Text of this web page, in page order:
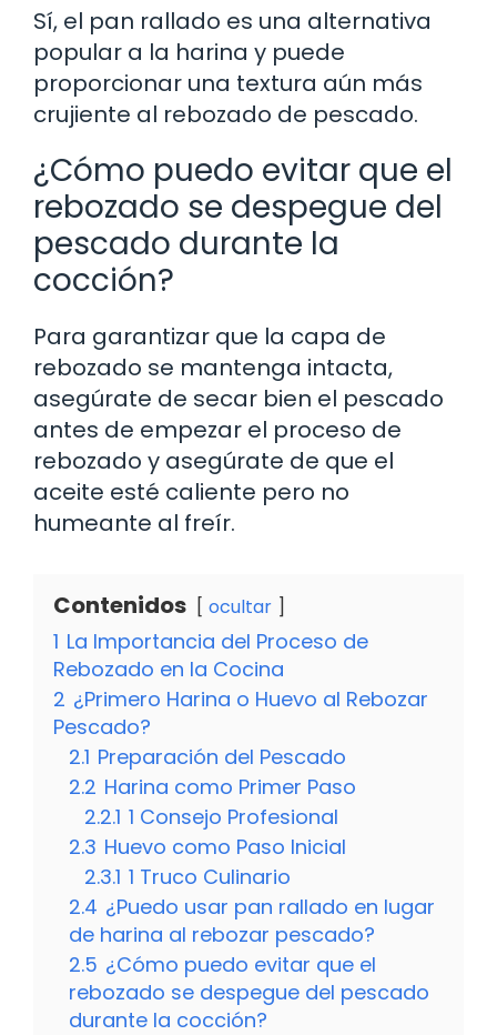
Sí, el pan rallado es una alternativa
popular a la harina y puede
proporcionar una textura aún más
crujiente al rebozado de pescado.
¿Cómo puedo evitar que el
rebozado se despegue del
pescado durante la
cocción?
Para garantizar que la capa de
rebozado se mantenga intacta,
asegúrate de secar bien el pescado
antes de empezar el proceso de
rebozado y asegúrate de que el
aceite esté caliente pero no
humeante al freír.
Contenidos ocultar
1 La Importancia del Proceso de
Rebozado en la Cocina
2 ¿Primero Harina o Huevo al Rebozar
Pescado?
2.1 Preparación del Pescado
2.2 Harina como Primer Paso
2.2.1 1 Consejo Profesional
2.3 Huevo como Paso Inicial
2.3.1 1 Truco Culinario
2.4 ¿Puedo usar pan rallado en lugar
de harina al rebozar pescado?
2.5 ¿Cómo puedo evitar que el
rebozado se despegue del pescado
durante la cocción?